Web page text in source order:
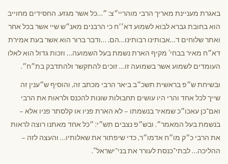
באגרת מעניינת מאריך הרבי מוהריי״צ: ״…כל אשר מגזע. החסידים מחוייב
הוא בחובת גברא לבוא לשמוע דא׳׳ח כי הרבנים מאנ״ש שיי אשר בכל אחר
ואתר שלוחים ד…אבותינו רבותינו…הם. …ודבר ברור הוא אשר בעת אמירת
דא״ח מאיר בבחי' מקיף הארת נשמת בעל השמועה… וזכות גדול הוא לאלו
העומדים לשמוע אשר בשמועה זו… זוכים להתקשר ולהתדבק בת״ח״.
ובשיחת ש״פ בראשית תשכ״ב ביאר הרבי מכתב זה, והוסיף ש״ענין זה
שייך לכל אחד והרי היו עושים תחבולות שונות להכנס ולראות את הרבי
ואם־כן עאכו״כ שמאיר בנשמתו – לא הארת פניו או קלסתר פניו אלא –
בנשמת בעל המאמר״. ובש״פ נצבים תש״י: ״כל אחד מאתנו רוצה לראות
את הרבי כ״ק מו״ח אדמו״ר, כדי שיפתור את שאלותיו… והעצה לזה –
ההליכה… לבתי־כנסת לעורר את בני־ישראל".